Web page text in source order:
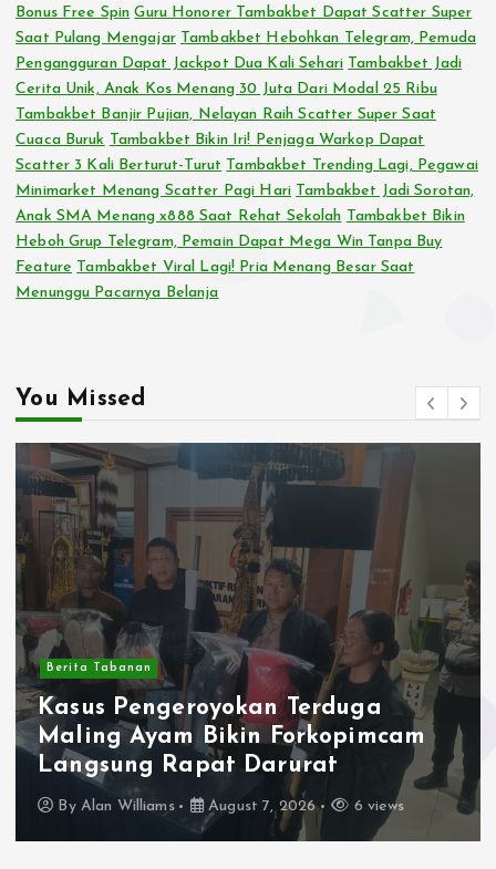
Bonus Free Spin Guru Honorer Tambakbet Dapat Scatter Super
Saat Pulang Mengajar Tambakbet Hebohkan Telegram, Pemuda
Pengangguran Dapat Jackpot Dua Kali Sehari Tambakbet Jadi
Cerita Unik, Anak Kos Menang 30 Juta Dari Modal 25 Ribu
Tambakbet Banjir Pujian, Nelayan Raih Scatter Super Saat
Cuaca Buruk Tambakbet Bikin Iri! Penjaga Warkop Dapat
Scatter 3 Kali Berturut-Turut Tambakbet Trending Lagi, Pegawai
Minimarket Menang Scatter Pagi Hari Tambakbet Jadi Sorotan,
Anak SMA Menang x888 Saat Rehat Sekolah Tambakbet Bikin
Heboh Grup Telegram, Pemain Dapat Mega Win Tanpa Buy
Feature Tambakbet Viral Lagi! Pria Menang Besar Saat
Menunggu Pacarnya Belanja
You Missed
Berita Tabanan
Kasus Pengeroyokan Terduga
Maling Ayam Bikin Forkopimcam
Langsung Rapat Darurat
By Alan Williams August 7, 2026 6 views